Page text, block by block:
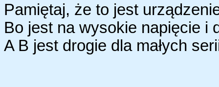
Pamiętaj, że to jest
Bo jest na wysokie napięcie i
A B jest drogie dla małych